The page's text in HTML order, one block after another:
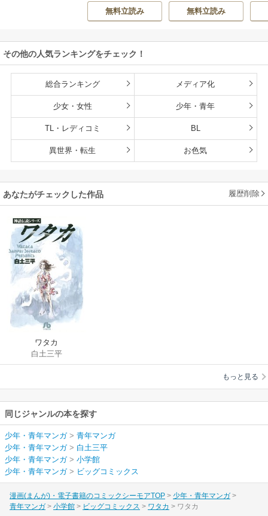
で
無料立読み
くなるチート能力
持ち転生者だけど
雄たちの母乳で成
房雪/ マップ
無料立読み
その他の人気ランキングをチェック！
総合ランキング メディア化
少女・女性 少年・青年
TL・レディコミ BL
異世界・転生 お色気
あなたがチェックした作品 履歴削除
ワタカ
白土三平
もっと見る
同じジャンルの本を探す
少年・青年マンガ> 青年マンガ
少年・青年マンガ> 白土三平
少年・青年マンガ> 小学館
少年・青年マンガ> ビッグコミックス
漫画(まんが)・電子書籍のコミックシーモアTOP
少年・青年マンガ
青年マンガ
小学館 ビッグコミックス ワタカ ワタカ